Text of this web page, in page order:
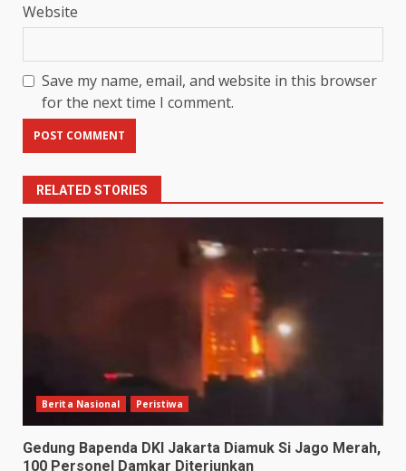
Website
Save my name, email, and website in this browser
for the next time I comment.
RELATED STORIES
Berita Nasional Peristiwa
Gedung Bapenda DKI Jakarta Diamuk Si Jago Merah,
100 Personel Damkar Diterjunkan